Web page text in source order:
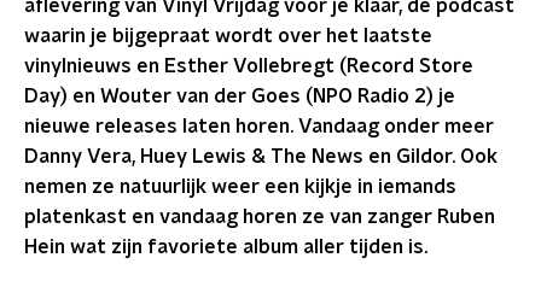
aflevering van Vinyl Vrijdag voor je klaar, de podcast
waarin je bijgepraat wordt over het laatste
vinylnieuws en Esther Vollebregt (Record Store
Day) en Wouter van der Goes (NPO Radio 2) je
nieuwe releases laten horen. Vandaag onder meer
Danny Vera, Huey Lewis & The News en Gildor. Ook
nemen ze natuurlijk weer een kijkje in iemands
platenkast en vandaag horen ze van zanger Ruben
Hein wat zijn favoriete album aller tijden is.